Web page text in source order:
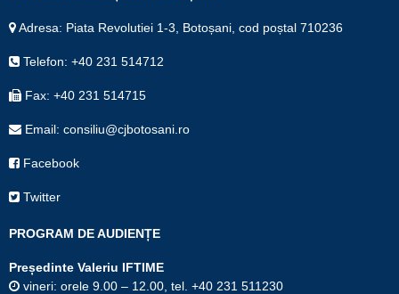
Adresa: Piata Revolutiei 1-3, Botoșani, cod poștal 710236
Telefon: +40 231 514712
Fax: +40 231 514715
Email: consiliu@cjbotosani.ro
Facebook
Twitter
PROGRAM DE AUDIENȚE
Președinte Valeriu IFTIME
vineri: orele 9.00 – 12.00, tel. +40 231 511230